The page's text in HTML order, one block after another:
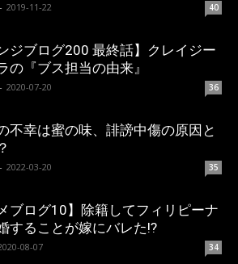
- 2019-11-22 40
ンジブログ200 最終話】クレイジー
の『ブス担当の由来』
- 2020-07-20 36
不幸は蜜の味、誹謗中傷の原因と
- 2022-03-20 35
メブログ10】除籍してフィリピーナ
することが嫁にバレた!?
08-07 34